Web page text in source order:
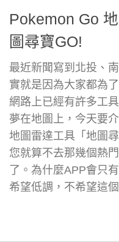
Pokemon Go
圖尋寶GO!
最近新聞寫到北投、
實就是因為大家都為
網路上已經有許多工
夢在地圖上，今天要
地圖雷達工具「地圖
您就算不去那幾個熱
了。為什麼APP會只
希望低調，不希望這